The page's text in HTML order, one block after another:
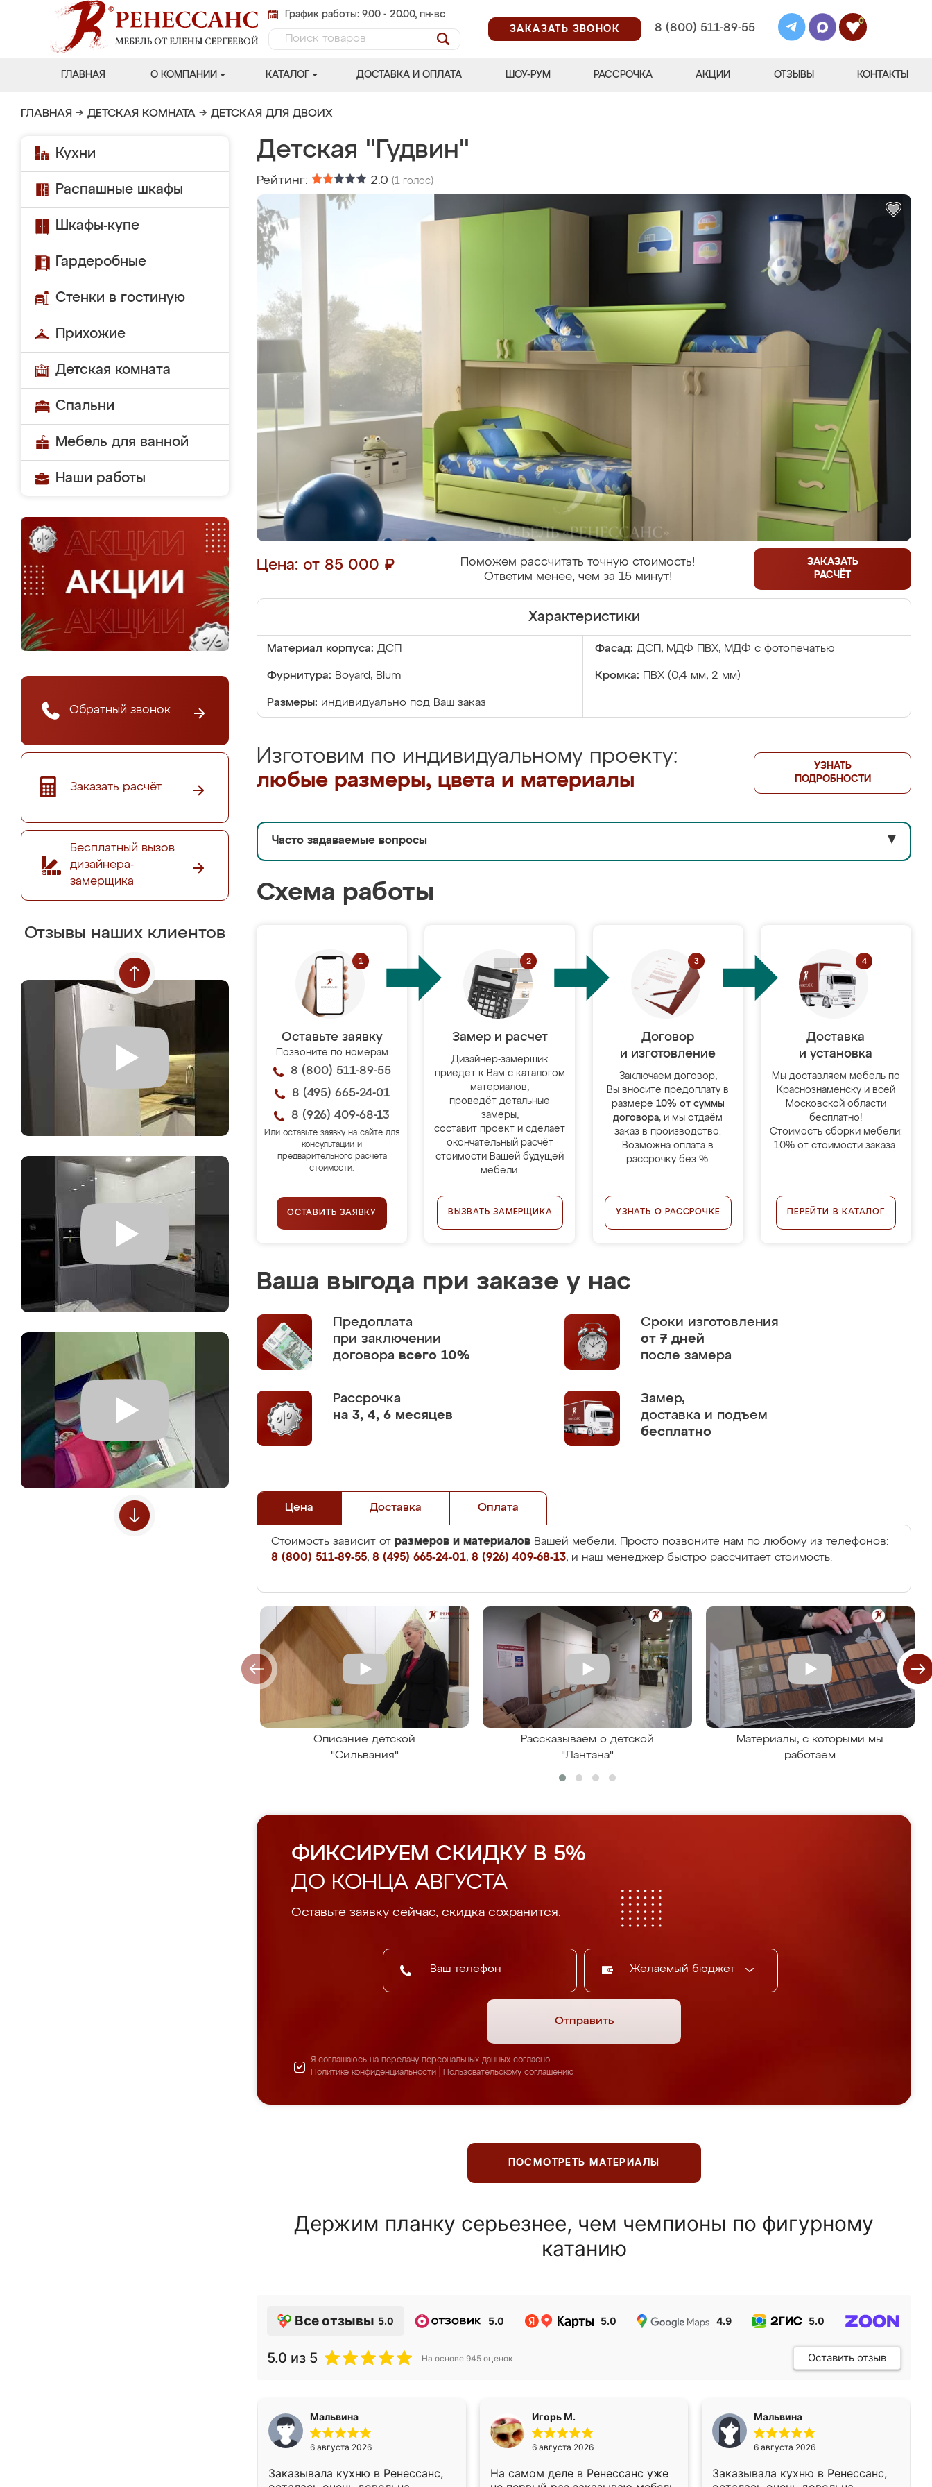
График работы: 9.00 - 20.00, пн-вс
ЗАКАЗАТЬ ЗВОНОК
8 (800) 511-89-55
0
ГЛАВНАЯ О КОМПАНИИ КАТАЛОГ ДОСТАВКА И ОПЛАТА ШОУ-РУМ РАССРОЧКА АКЦИИ ОТЗЫВЫ КОНТАКТЫ
ГЛАВНАЯ → ДЕТСКАЯ КОМНАТА → ДЕТСКАЯ ДЛЯ ДВОИХ
Кухни
Распашные шкафы
Шкафы-купе
Гардеробные
Стенки в гостиную
Прихожие
Детская комната
Спальни
Мебель для ванной
Наши работы
Обратный звонок
Заказать расчёт
Бесплатный вызов
дизайнера-
замерщика
Отзывы наших клиентов
Детская "Гудвин"
Рейтинг: 2.0 (1 голос)
Цена: от 85 000 ₽
Поможем рассчитать точную стоимость!
Ответим менее, чем за 15 минут!
ЗАКАЗАТЬ
РАСЧЁТ
Характеристики
Материал корпуса: ДСП Фасад: ДСП, МДФ ПВХ, МДФ с фотопечатью
Фурнитура: Boyard, Blum Кромка: ПВХ (0,4 мм, 2 мм)
Размеры: индивидуально под Ваш заказ
Изготовим по индивидуальному проекту:
любые размеры, цвета и материалы
УЗНАТЬ
ПОДРОБНОСТИ
Часто задаваемые вопросы ▼
Схема работы
Оставьте заявку
Позвоните по номерам
8 (800) 511-89-55
8 (495) 665-24-01
8 (926) 409-68-13
Или оставьте заявку на сайте для
консультации и
предварительного расчёта
стоимости.
ОСТАВИТЬ ЗАЯВКУ
Замер и расчет
Дизайнер-замерщик
приедет к Вам с каталогом
материалов,
проведёт детальные
замеры,
составит проект и сделает
окончательный расчёт
стоимости Вашей будущей
мебели.
ВЫЗВАТЬ ЗАМЕРЩИКА
Договор
и изготовление
Заключаем договор,
Вы вносите предоплату в
размере 10% от суммы
договора, и мы отдаём
заказ в производство.
Возможна оплата в
рассрочку без %.
УЗНАТЬ О РАССРОЧКЕ
Доставка
и установка
Мы доставляем мебель по
Краснознаменску и всей
Московской области
бесплатно!
Стоимость сборки мебели:
10% от стоимости заказа.
ПЕРЕЙТИ В КАТАЛОГ
Ваша выгода при заказе у нас
Предоплата
при заключении
договора всего 10%
Сроки изготовления
от 7 дней
после замера
Рассрочка
на 3, 4, 6 месяцев
Замер,
доставка и подъем
бесплатно
Цена Доставка Оплата
Стоимость зависит от размеров и материалов Вашей мебели. Просто позвоните нам по любому из телефонов:
8 (800) 511-89-55, 8 (495) 665-24-01, 8 (926) 409-68-13, и наш менеджер быстро рассчитает стоимость.
Описание детской
"Сильвания"
Рассказываем о детской
"Лантана"
Материалы, с которыми мы
работаем
ФИКСИРУЕМ СКИДКУ В 5%
ДО КОНЦА АВГУСТА
Оставьте заявку сейчас, скидка сохранится.
Желаемый бюджет
Отправить
Я соглашаюсь на передачу персональных данных согласно
Политике конфиденциальности
Пользовательскому соглашению
ПОСМОТРЕТЬ МАТЕРИАЛЫ
Держим планку серьезнее, чем чемпионы по фигурному
катанию
Все отзывы 5.0 5.0 5.0 4.9 5.0
5.0 из 5 На основе 945 оценок Оставить отзыв
Мальвина
6 августа 2026
Заказывала кухню в Ренессанс,
Игорь М.
6 августа 2026
На самом деле в Ренессанс уже
Мальвина
6 августа 2026
Заказывала кухню в Ренессанс,